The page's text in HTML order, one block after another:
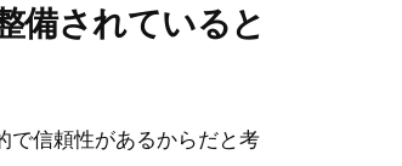
備されていると
で信頼性があるからだと考